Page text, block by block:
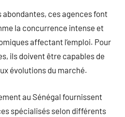
ces agences font
la concurrence intense et
affectant l’emploi. Pour
ils doivent être capables de
évolutions du marché.
au Sénégal fournissent
spécialisés selon différents